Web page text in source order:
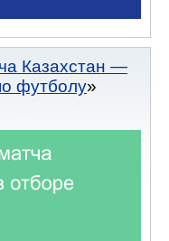
Казахстан —
футболу